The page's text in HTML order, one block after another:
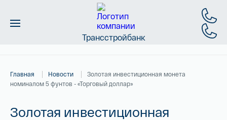
Трансстройбанк
Слитки
Главная Новости
Золотая инвестиционная монета
номиналом 5 фунтов - «Торговый доллар»
Золотая инвестиционная